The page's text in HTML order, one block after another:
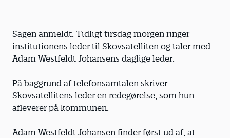
Sagen anmeldt. Tidligt tirsdag morgen ringer
institutionens leder til Skovsatelliten og taler med
Adam Westfeldt Johansens daglige leder.
På baggrund af telefonsamtalen skriver
Skovsatellitens leder en redegørelse, som hun
afleverer på kommunen.
Adam Westfeldt Johansen finder først ud af, at